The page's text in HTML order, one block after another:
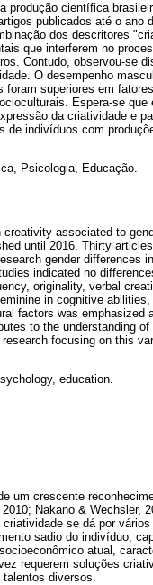
produção científica
publicados até o ano
dos descritores
que interferem no
Contudo, observou-se
O desempenho
superiores em
Espera-se
da criatividade e
indivíduos com
Psicologia, Educação.
associated to
until 2016. Thirty
gender differences
indicated no
originality, verbal
in cognitive
factors was emphasized
to the understanding
focusing on this
education.
um crescente
Nakano & Wechsler,
se dá por
sadio do indivíduo,
atual,
requerem soluções
diversos.